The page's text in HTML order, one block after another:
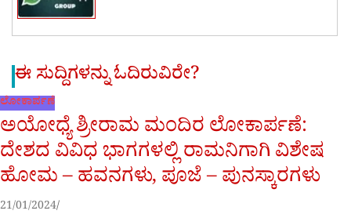
ಈ ಸುದ್ದಿಗಳನ್ನು ಓದಿರುವಿರೇ?
ಲೋಕಾರ್ಪಣೆ
ಅಯೋಧ್ಯೆ ಶ್ರೀರಾಮ ಮಂದಿರ ಲೋಕಾರ್ಪಣೆ:
ದೇಶದ ವಿವಿಧ ಭಾಗಗಳಲ್ಲಿ ರಾಮನಿಗಾಗಿ ವಿಶೇಷ
ಹೋಮ – ಹವನಗಳು, ಪೂಜೆ – ಪುನಸ್ಕಾರಗಳು
21/01/2024